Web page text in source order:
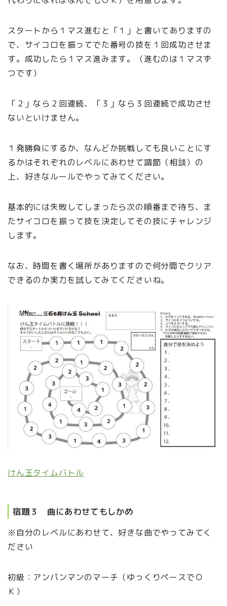
スタートから１マス進むと「１」と書いてありますの
で、サイコロを振ってでた番号の技を１回成功させま
す。成功したら１マス進みます。（進むのは１マスず
つです）
「２」なら２回連続、「３」なら３回連続で成功させ
ないといけません。
１発勝負にするか、なんどか挑戦しても良いことにす
るかはそれぞれのレベルにあわせて調節（相談）の
上、好きなルールでやってみてください。
基本的には失敗してしまったら次の順番まで待ち、ま
たサイコロを振って技を決定してその技にチャレンジ
します。
なお、時間を書く場所がありますので何分間でクリア
できるのか実力を試してみてくださいね。
けん玉タイムバトル
宿題３ 曲にあわせてもしかめ
※自分のレベルにあわせて、好きな曲でやってみてく
ださい
初級：アンパンマンのマーチ（ゆっくりペースでＯ
Ｋ）